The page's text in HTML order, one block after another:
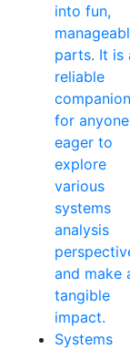
into fun,
parts. It is
reliable
companion
for anyone
eager to
explore
various
systems
analysis
and make
tangible
impact.
Systems